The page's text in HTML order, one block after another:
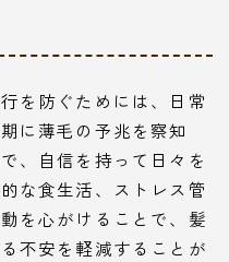
を防ぐためには、日常
に薄毛の予兆を察知
、自信を持って日々を
な食生活、ストレス管
を心がけることで、髪
不安を軽減することが